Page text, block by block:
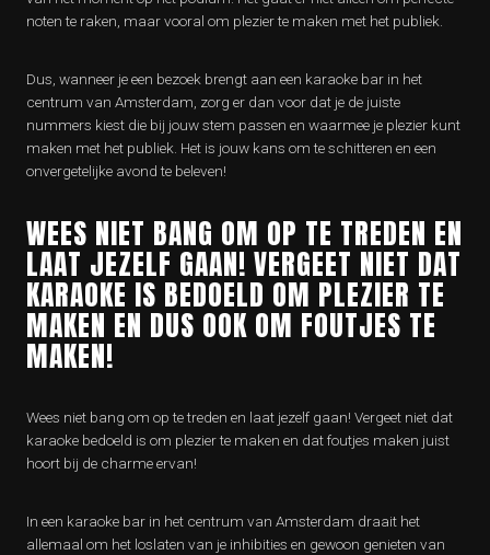
noten te raken, maar vooral om plezier te maken met het publiek.
Dus, wanneer je een bezoek brengt aan een karaoke bar in het
centrum van Amsterdam, zorg er dan voor dat je de juiste
nummers kiest die bij jouw stem passen en waarmee je plezier kunt
maken met het publiek. Het is jouw kans om te schitteren en een
onvergetelijke avond te beleven!
WEES NIET BANG OM OP TE TREDEN EN
LAAT JEZELF GAAN! VERGEET NIET DAT
KARAOKE IS BEDOELD OM PLEZIER TE
MAKEN EN DUS OOK OM FOUTJES TE
MAKEN!
Wees niet bang om op te treden en laat jezelf gaan! Vergeet niet dat
karaoke bedoeld is om plezier te maken en dat foutjes maken juist
hoort bij de charme ervan!
In een karaoke bar in het centrum van Amsterdam draait het
allemaal om het loslaten van je inhibities en gewoon genieten van